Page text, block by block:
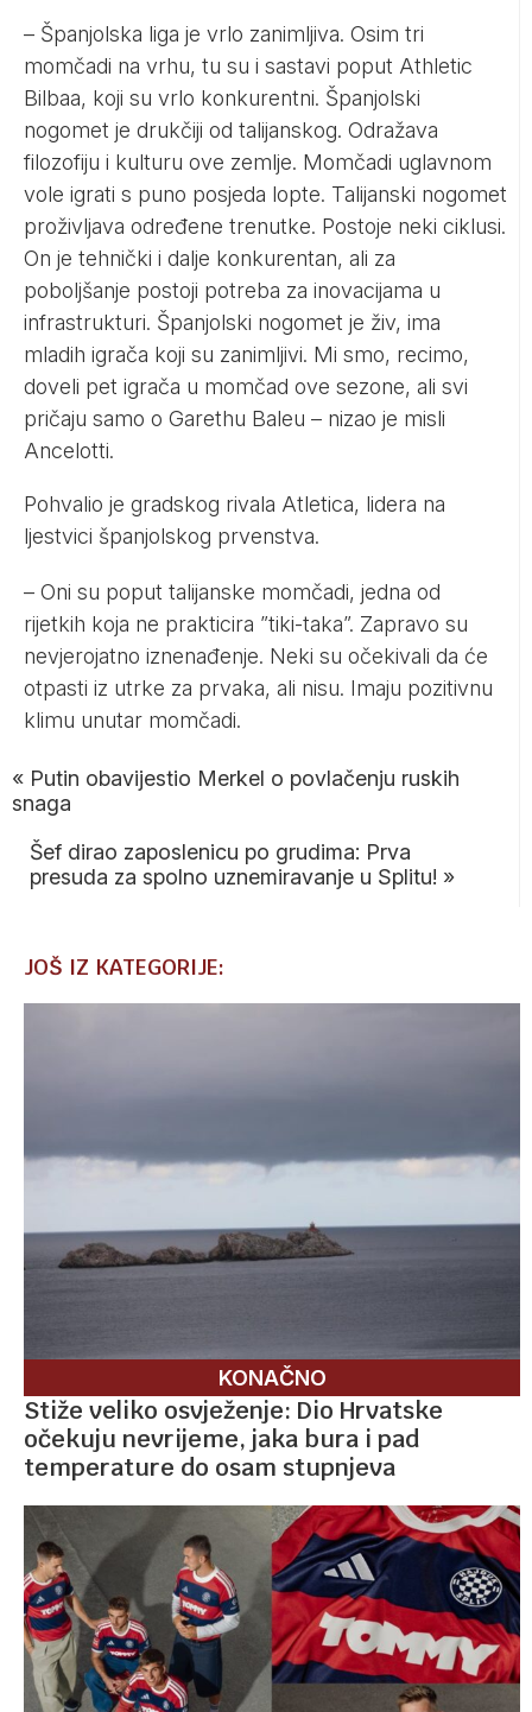
– Španjolska liga je vrlo zanimljiva. Osim tri
momčadi na vrhu, tu su i sastavi poput Athletic
Bilbaa, koji su vrlo konkurentni. Španjolski
nogomet je drukčiji od talijanskog. Odražava
filozofiju i kulturu ove zemlje. Momčadi uglavnom
vole igrati s puno posjeda lopte. Talijanski nogomet
proživljava određene trenutke. Postoje neki ciklusi.
On je tehnički i dalje konkurentan, ali za
poboljšanje postoji potreba za inovacijama u
infrastrukturi. Španjolski nogomet je živ, ima
mladih igrača koji su zanimljivi. Mi smo, recimo,
doveli pet igrača u momčad ove sezone, ali svi
pričaju samo o Garethu Baleu – nizao je misli
Ancelotti.
Pohvalio je gradskog rivala Atletica, lidera na
ljestvici španjolskog prvenstva.
– Oni su poput talijanske momčadi, jedna od
rijetkih koja ne prakticira ”tiki-taka”. Zapravo su
nevjerojatno iznenađenje. Neki su očekivali da će
otpasti iz utrke za prvaka, ali nisu. Imaju pozitivnu
klimu unutar momčadi.
« Putin obavijestio Merkel o povlačenju ruskih
snaga
Šef dirao zaposlenicu po grudima: Prva
presuda za spolno uznemiravanje u Splitu! »
JOŠ IZ KATEGORIJE:
KONAČNO
Stiže veliko osvježenje: Dio Hrvatske
očekuju nevrijeme, jaka bura i pad
temperature do osam stupnjeva